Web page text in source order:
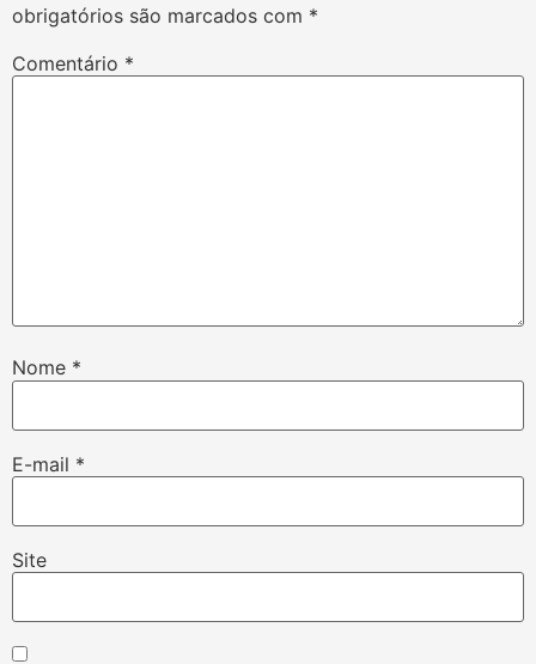
obrigatórios são marcados com *
Comentário *
Nome *
E-mail *
Site